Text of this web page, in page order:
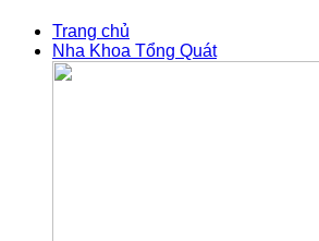
Trang chủ
Nha Khoa Tổng Quát